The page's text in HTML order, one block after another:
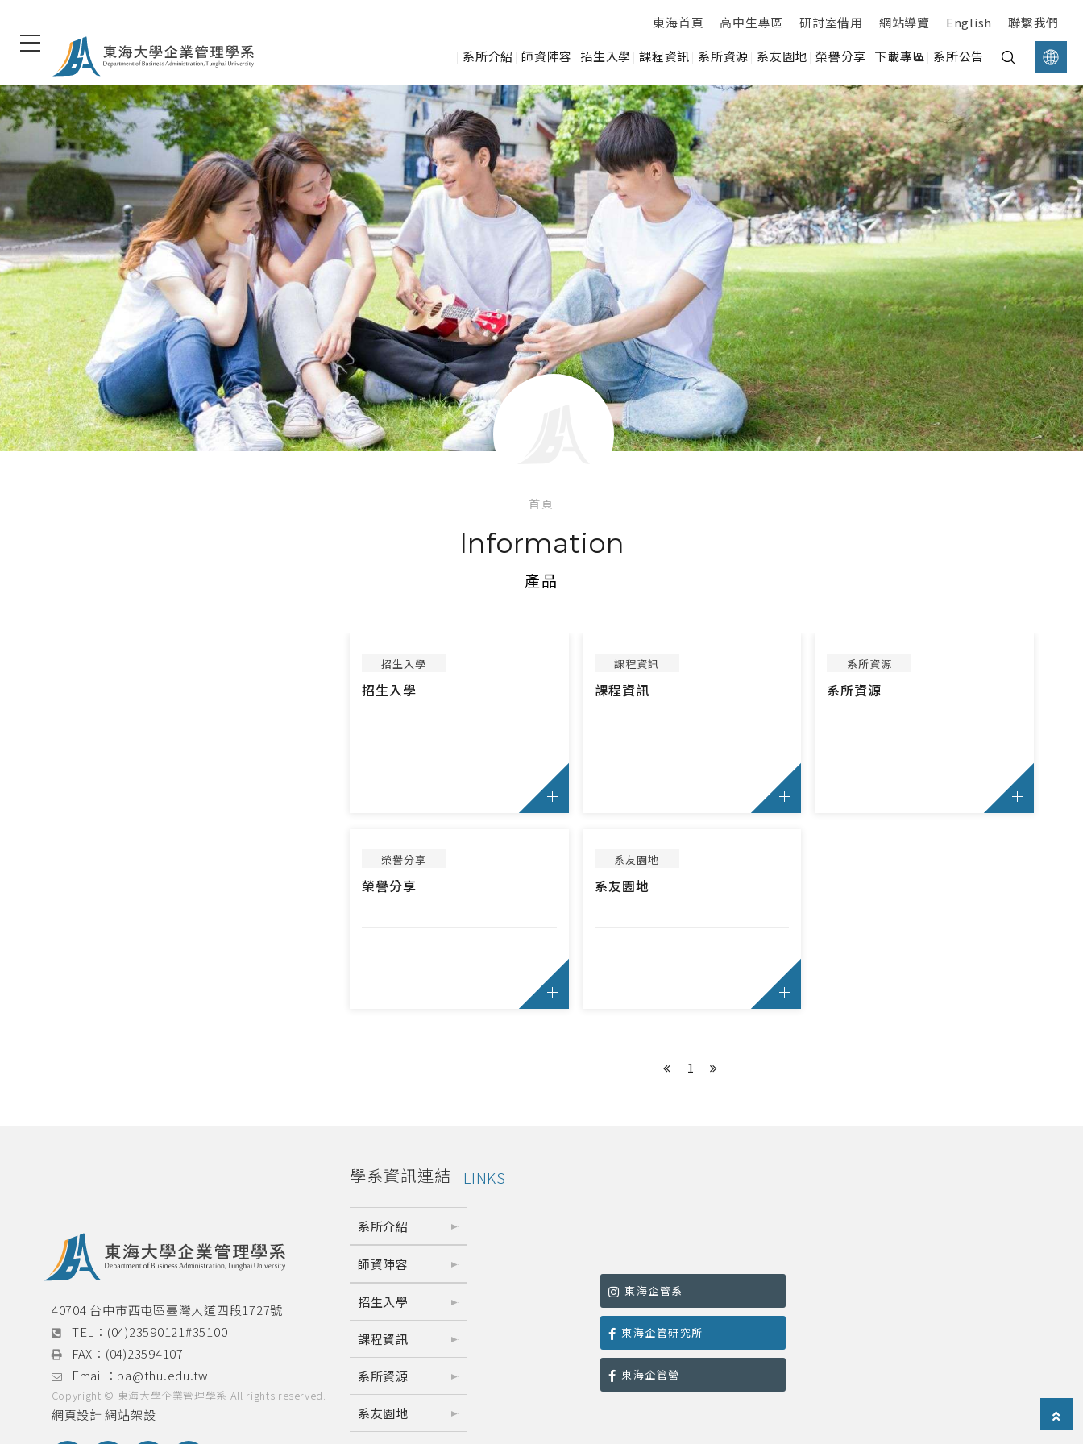
東海首頁 高中生專區 研討室借用 網站導覽 English
聯繫我們
系所介紹 師資陣容 招生入學 課程資訊 系所資源 系友園地 榮譽分享 下載專區 系所公告
首頁
Information
產品
招生入學
招生入學
課程資訊
課程資訊
系所資源
系所資源
榮譽分享
榮譽分享
系友園地
系友園地
1
40704 台中市西屯區臺灣大道四段1727號
TEL： (04)23590121#35100
FAX： (04)23594107
Email： ba@thu.edu.tw
Copyright © 東海大學企業管理學系 All rights reserved.
網頁設計 網站架設
學系資訊連結 LINKS
系所介紹
師資陣容
招生入學
課程資訊
系所資源
系友園地
東海企管系
東海企管研究所
東海企管營